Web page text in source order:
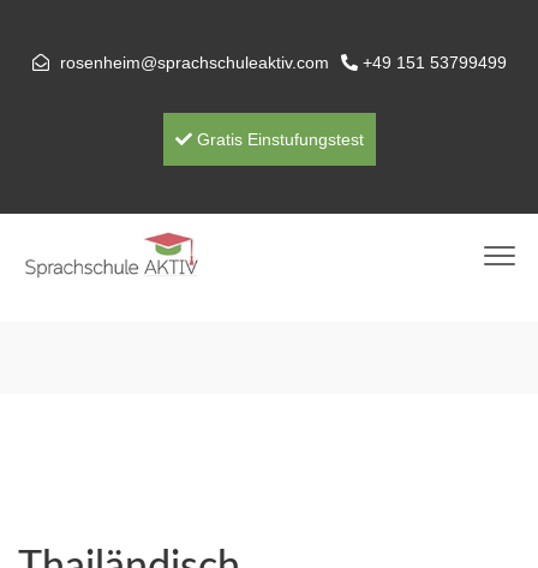
rosenheim@sprachschuleaktiv.com +49 151 53799499
Gratis Einstufungstest